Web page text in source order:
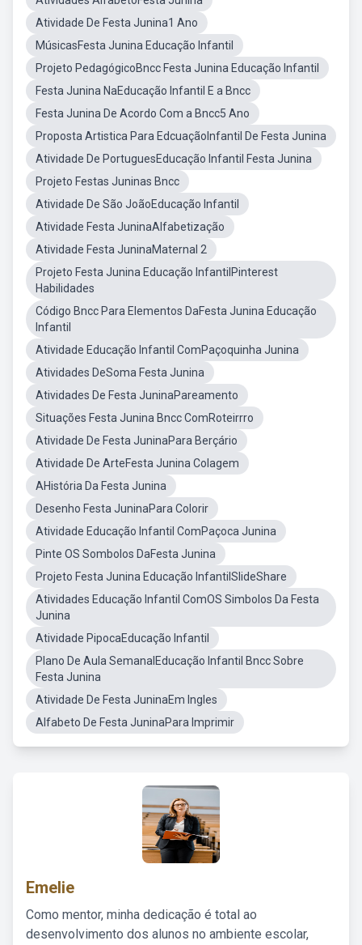
Atividade De Festa Junina1 Ano
MúsicasFesta Junina Educação Infantil
Projeto PedagógicoBncc Festa Junina Educação Infantil
Festa Junina NaEducação Infantil E a Bncc
Festa Junina De Acordo Com a Bncc5 Ano
Proposta Artistica Para EdcuaçãoInfantil De Festa Junina
Atividade De PortuguesEducação Infantil Festa Junina
Projeto Festas Juninas Bncc
Atividade De São JoãoEducação Infantil
Atividade Festa JuninaAlfabetização
Atividade Festa JuninaMaternal 2
Projeto Festa Junina Educação InfantilPinterest
Habilidades
Código Bncc Para Elementos DaFesta Junina Educação
Infantil
Atividade Educação Infantil ComPaçoquinha Junina
Atividades DeSoma Festa Junina
Atividades De Festa JuninaPareamento
Situações Festa Junina Bncc ComRoteirrro
Atividade De Festa JuninaPara Berçário
Atividade De ArteFesta Junina Colagem
AHistória Da Festa Junina
Desenho Festa JuninaPara Colorir
Atividade Educação Infantil ComPaçoca Junina
Pinte OS Sombolos DaFesta Junina
Projeto Festa Junina Educação InfantilSlideShare
Atividades Educação Infantil ComOS Simbolos Da Festa
Junina
Atividade PipocaEducação Infantil
Plano De Aula SemanalEducação Infantil Bncc Sobre
Festa Junina
Atividade De Festa JuninaEm Ingles
Alfabeto De Festa JuninaPara Imprimir
Emelie
Como mentor, minha dedicação é total ao
desenvolvimento dos alunos no ambiente escolar,